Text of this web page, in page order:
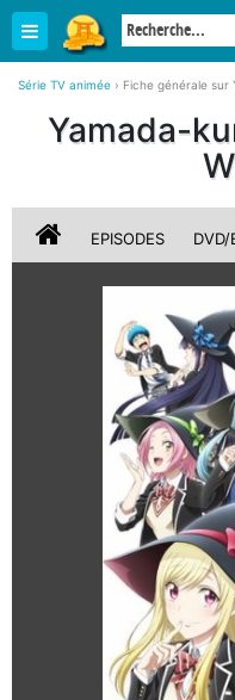
Série TV animée › Fiche générale sur
Yamada-
EPISODES DVD/